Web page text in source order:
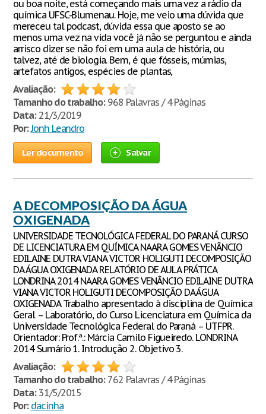
ou boa noite, está começando mais uma vez a rádio da
química UFSC-Blumenau. Hoje, me veio uma dúvida que
mereceu tal podcast, dúvida essa que aposto se ao
menos uma vez na vida você já não se perguntou e ainda
arrisco dizer se não foi em uma aula de história, ou
talvez, até de biologia. Bem, é que fósseis, múmias,
artefatos antigos, espécies de plantas,
Avaliação:
Tamanho do trabalho:968 Palavras / 4 Páginas
Data:21/3/2019
Por:Jonh Leandro
Ler documento Salvar
A DECOMPOSIÇÃO DA ÁGUA
OXIGENADA
UNIVERSIDADE TECNOLÓGICA FEDERAL DO PARANÁ CURSO
DE LICENCIATURA EM QUÍMICA NAARA GOMES VENÂNCIO
EDILAINE DUTRA VIANA VICTOR HOLIGUTI DECOMPOSIÇÃO
DA ÁGUA OXIGENADA RELATÓRIO DE AULA PRÁTICA
LONDRINA 2014 NAARA GOMES VENÂNCIO EDILAINE DUTRA
VIANA VICTOR HOLIGUTI DECOMPOSIÇÃO DA ÁGUA
OXIGENADA Trabalho apresentado à disciplina de Química
Geral – Laboratório, do Curso Licenciatura em Química da
Universidade Tecnológica Federal do Paraná – UTFPR.
Orientador: Prof.ª.: Márcia Camilo Figueiredo. LONDRINA
2014 Sumário 1. Introdução 2. Objetivo 3.
Avaliação:
Tamanho do trabalho:762 Palavras / 4 Páginas
Data:31/5/2015
Por: dacinha